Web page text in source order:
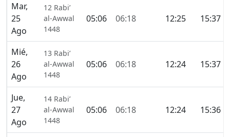
Mar,
25
Ago
12 Rabi’
al-Awwal
1448
05:06 06:18 12:25 15:37
Mié,
26
Ago
13 Rabi’
al-Awwal
1448
05:06 06:18 12:24 15:37
Jue,
27
Ago
14 Rabi’
al-Awwal
1448
05:06 06:18 12:24 15:36